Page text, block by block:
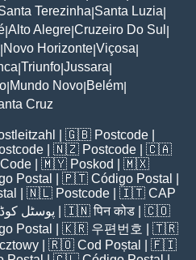
Terezinha Santa Luzia
Alto Alegre Cruzeiro Do Sul
Novo Horizonte Viçosa
Triunfo Jussara
Mundo Novo Belém
Cruz
| 🇬🇧 Postcode
| 🇳🇿 Postcode | 🇨🇦
| 🇲🇾 Poskod
| 🇲🇽
Postal | 🇵🇹 Código Postal
| 🇳🇱 Postcode | 🇮🇹 CAP
پوسٹل کوڈ | 🇮🇳पिन कोड | 🇨🇴
Postal | 🇰🇷 우편번호
| 🇹🇷
| 🇷🇴 Cod Poștal
| 🇫🇮